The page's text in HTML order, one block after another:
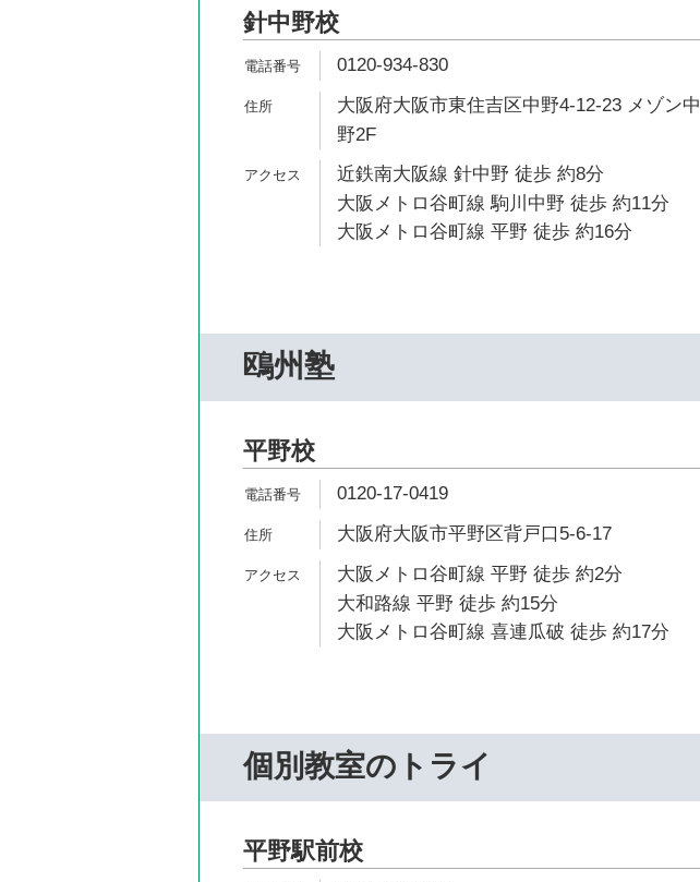
針中野校
0120-934-830
大阪府大阪市東住吉区中野4-12-23 メゾン中
野2F
近鉄南大阪線 針中野 徒歩 約8分
大阪メトロ谷町線 駒川中野 徒歩 約11分
大阪メトロ谷町線 平野 徒歩 約16分
鴎州塾
平野校
0120-17-0419
大阪府大阪市平野区背戸口5-6-17
大阪メトロ谷町線 平野 徒歩 約2分
大和路線 平野 徒歩 約15分
大阪メトロ谷町線 喜連瓜破 徒歩 約17分
個別教室のトライ
平野駅前校